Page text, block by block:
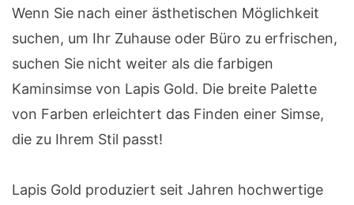
Wenn Sie nach einer ästhetischen Möglichkeit
suchen, um Ihr Zuhause oder Büro zu erfrischen,
suchen Sie nicht weiter als die farbigen
Kaminsimse von Lapis Gold. Die breite Palette
von Farben erleichtert das Finden einer Simse,
die zu Ihrem Stil passt!
Lapis Gold produziert seit Jahren hochwertige